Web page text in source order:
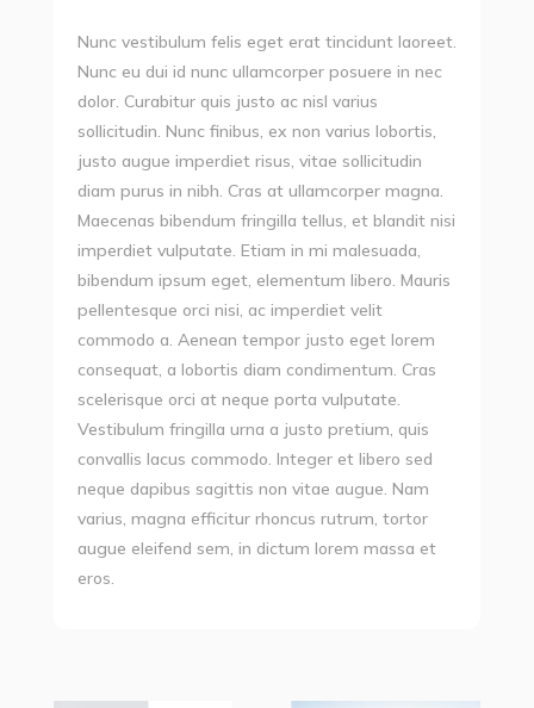
Nunc vestibulum felis eget erat tincidunt laoreet.
Nunc eu dui id nunc ullamcorper posuere in nec
dolor. Curabitur quis justo ac nisl varius
sollicitudin. Nunc finibus, ex non varius lobortis,
justo augue imperdiet risus, vitae sollicitudin
diam purus in nibh. Cras at ullamcorper magna.
Maecenas bibendum fringilla tellus, et blandit nisi
imperdiet vulputate. Etiam in mi malesuada,
bibendum ipsum eget, elementum libero. Mauris
pellentesque orci nisi, ac imperdiet velit
commodo a. Aenean tempor justo eget lorem
consequat, a lobortis diam condimentum. Cras
scelerisque orci at neque porta vulputate.
Vestibulum fringilla urna a justo pretium, quis
convallis lacus commodo. Integer et libero sed
neque dapibus sagittis non vitae augue. Nam
varius, magna efficitur rhoncus rutrum, tortor
augue eleifend sem, in dictum lorem massa et
eros.